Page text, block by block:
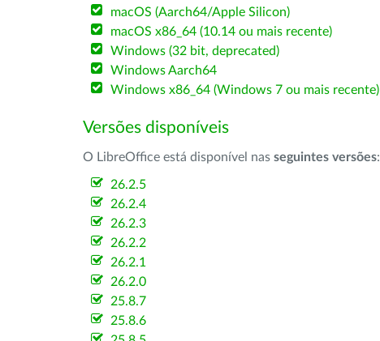
macOS (Aarch64/Apple Silicon)
macOS x86_64 (10.14 ou mais recente)
Windows (32 bit, deprecated)
Windows Aarch64
Windows x86_64 (Windows 7 ou mais recente)
Versões disponíveis
O LibreOffice está disponível nas seguintes versões:
26.2.5
26.2.4
26.2.3
26.2.2
26.2.1
26.2.0
25.8.7
25.8.6